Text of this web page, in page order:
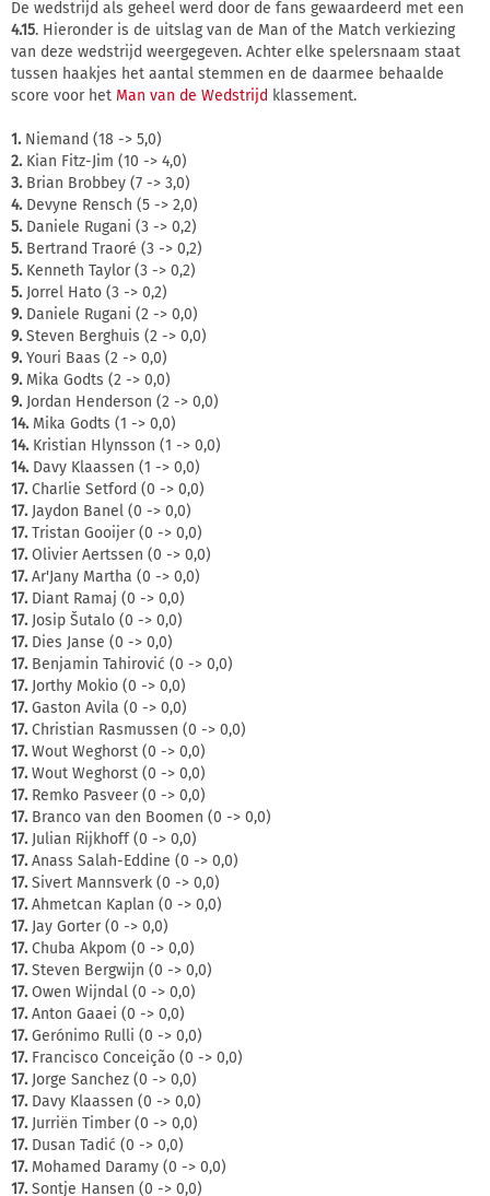
De wedstrijd als geheel werd door de fans gewaardeerd met een
4.15. Hieronder is de uitslag van de Man of the Match verkiezing
van deze wedstrijd weergegeven. Achter elke spelersnaam staat
tussen haakjes het aantal stemmen en de daarmee behaalde
score voor het Man van de Wedstrijd klassement.
1.Niemand (18 -> 5,0)
2.Kian Fitz-Jim (10 -> 4,0)
3.Brian Brobbey (7 -> 3,0)
4.Devyne Rensch (5 -> 2,0)
5.Daniele Rugani (3 -> 0,2)
5.Bertrand Traoré (3 -> 0,2)
5.Kenneth Taylor (3 -> 0,2)
5.Jorrel Hato (3 -> 0,2)
9.Daniele Rugani (2 -> 0,0)
9.Steven Berghuis (2 -> 0,0)
9.Youri Baas (2 -> 0,0)
9.Mika Godts (2 -> 0,0)
9.Jordan Henderson (2 -> 0,0)
14.Mika Godts (1 -> 0,0)
14.Kristian Hlynsson (1 -> 0,0)
14.Davy Klaassen (1 -> 0,0)
17.Charlie Setford (0 -> 0,0)
17.Jaydon Banel (0 -> 0,0)
17.Tristan Gooijer (0 -> 0,0)
17.Olivier Aertssen (0 -> 0,0)
17.Ar'Jany Martha (0 -> 0,0)
17.Diant Ramaj (0 -> 0,0)
17.Josip Šutalo (0 -> 0,0)
17.Dies Janse (0 -> 0,0)
17.Benjamin Tahirović (0 -> 0,0)
17.Jorthy Mokio (0 -> 0,0)
17.Gaston Avila (0 -> 0,0)
17.Christian Rasmussen (0 -> 0,0)
17.Wout Weghorst (0 -> 0,0)
17.Wout Weghorst (0 -> 0,0)
17.Remko Pasveer (0 -> 0,0)
17.Branco van den Boomen (0 -> 0,0)
17.Julian Rijkhoff (0 -> 0,0)
17.Anass Salah-Eddine (0 -> 0,0)
17.Sivert Mannsverk (0 -> 0,0)
17.Ahmetcan Kaplan (0 -> 0,0)
17.Jay Gorter (0 -> 0,0)
17.Chuba Akpom (0 -> 0,0)
17.Steven Bergwijn (0 -> 0,0)
17.Owen Wijndal (0 -> 0,0)
17.Anton Gaaei (0 -> 0,0)
17.Gerónimo Rulli (0 -> 0,0)
17.Francisco Conceição (0 -> 0,0)
17.Jorge Sanchez (0 -> 0,0)
17.Davy Klaassen (0 -> 0,0)
17.Jurriën Timber (0 -> 0,0)
17.Dusan Tadić (0 -> 0,0)
17.Mohamed Daramy (0 -> 0,0)
17.Sontje Hansen (0 -> 0,0)